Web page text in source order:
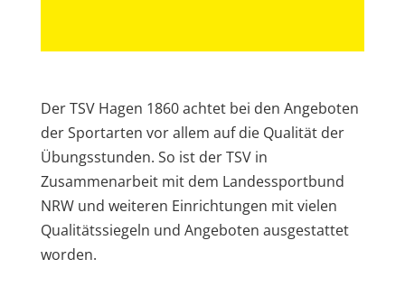
Der TSV Hagen 1860 achtet bei den Angeboten
der Sportarten vor allem auf die Qualität der
Übungsstunden. So ist der TSV in
Zusammenarbeit mit dem Landessportbund
NRW und weiteren Einrichtungen mit vielen
Qualitätssiegeln und Angeboten ausgestattet
worden.